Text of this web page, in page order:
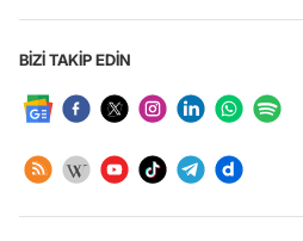
BİZİ TAKİP EDİN